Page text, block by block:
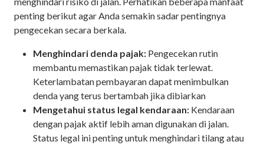
penting berikut agar Anda semakin sadar pentingnya
pengecekan secara berkala.
Menghindari denda pajak: Pengecekan rutin
membantu memastikan pajak tidak terlewat.
Keterlambatan pembayaran dapat menimbulkan
denda yang terus bertambah jika dibiarkan
Mengetahui status legal kendaraan: Kendaraan
dengan pajak aktif lebih aman digunakan di jalan.
Status legal ini penting untuk menghindari tilang atau